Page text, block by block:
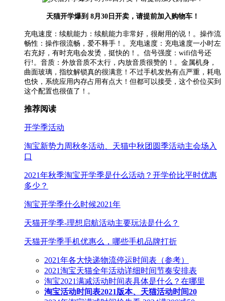
天猫开学爆到 8月30日开卖，请提前加入购物车！
充电速度：续航能力：续航能力非常好，很耐用的说！。操作流
畅性：操作很流畅，爱不释手！。充电速度：充电速度一小时左
右充好，有时充电会发烫，挺快的！。信号强度：wifi信号还
行!。音质：外放音质不太行，内放音质很赞的！。金属机身，
曲面玻璃，指纹解锁真的很满意！不过手机发热有点严重，耗电
也快，系统应用内存占用有点大！但都可以接受，这个价位买到
这个配置也很值了！。
推荐阅读
开学季活动
淘宝新势力周秋冬活动、天猫中秋团圆季活动主会场入
口
2021年秋季淘宝开学季是什么活动？开学价比平时优惠
多少？
淘宝开学季什么时候2021年
天猫开学季-理想启航活动主要玩法是什么？
天猫开学季手机优惠么，哪些手机品牌打折
2021年各大快递物流停运时间表（参考）
2021淘宝天猫全年活动详细时间节奏安排表
淘宝2021满减活动时间表具体是什么？在哪里
淘宝活动时间表2021版本、天猫活动时间20